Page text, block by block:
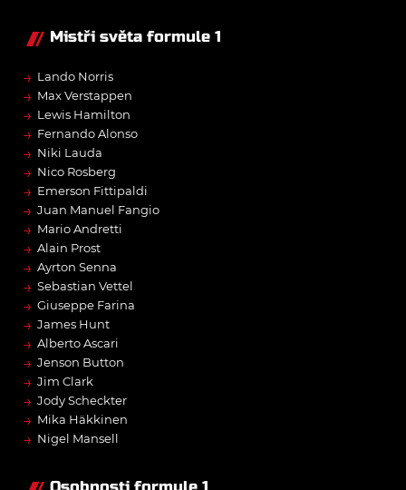
Mistři světa formule 1
→ Lando Norris
→ Max Verstappen
→ Lewis Hamilton
→ Fernando Alonso
→ Niki Lauda
→ Nico Rosberg
→ Emerson Fittipaldi
→ Juan Manuel Fangio
→ Mario Andretti
→ Alain Prost
→ Ayrton Senna
→ Sebastian Vettel
→ Giuseppe Farina
→ James Hunt
→ Alberto Ascari
→ Jenson Button
→ Jim Clark
→ Jody Scheckter
→ Mika Häkkinen
→ Nigel Mansell